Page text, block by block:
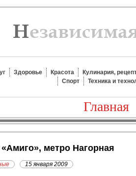
Здоровье Красота Кулинария,
Спорт
Техника и
Главная
«Амиго», метро Нагорная
15 января 2009